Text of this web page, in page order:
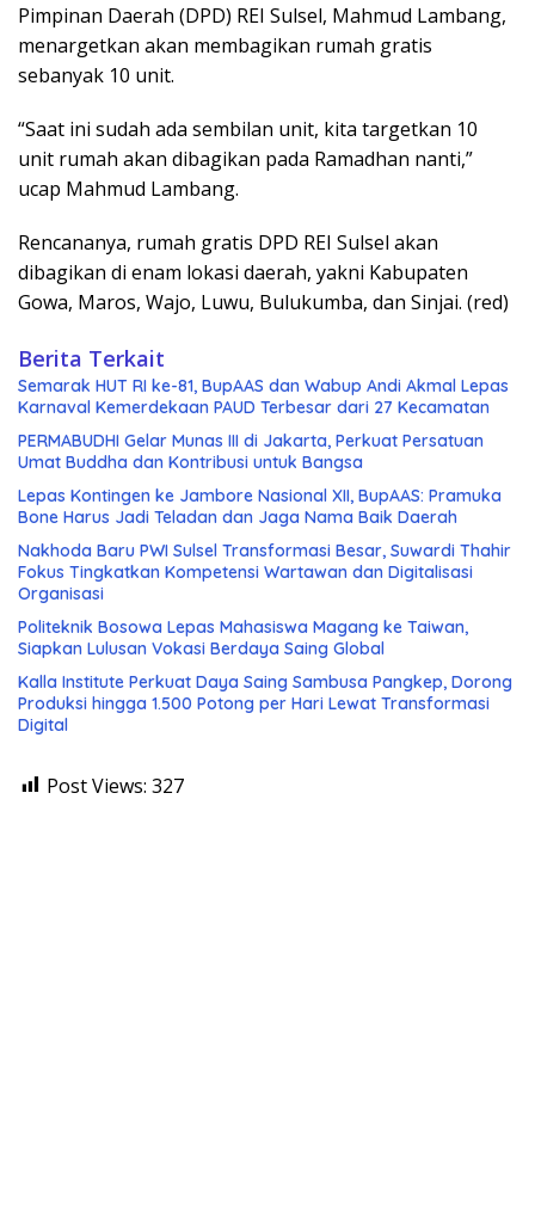
Pimpinan Daerah (DPD) REI Sulsel, Mahmud Lambang,
menargetkan akan membagikan rumah gratis
sebanyak 10 unit.
“Saat ini sudah ada sembilan unit, kita targetkan 10
unit rumah akan dibagikan pada Ramadhan nanti,”
ucap Mahmud Lambang.
Rencananya, rumah gratis DPD REI Sulsel akan
dibagikan di enam lokasi daerah, yakni Kabupaten
Gowa, Maros, Wajo, Luwu, Bulukumba, dan Sinjai. (red)
Berita Terkait
Semarak HUT RI ke-81, BupAAS dan Wabup Andi Akmal Lepas
Karnaval Kemerdekaan PAUD Terbesar dari 27 Kecamatan
PERMABUDHI Gelar Munas III di Jakarta, Perkuat Persatuan
Umat Buddha dan Kontribusi untuk Bangsa
Lepas Kontingen ke Jambore Nasional XII, BupAAS: Pramuka
Bone Harus Jadi Teladan dan Jaga Nama Baik Daerah
Nakhoda Baru PWI Sulsel Transformasi Besar, Suwardi Thahir
Fokus Tingkatkan Kompetensi Wartawan dan Digitalisasi
Organisasi
Politeknik Bosowa Lepas Mahasiswa Magang ke Taiwan,
Siapkan Lulusan Vokasi Berdaya Saing Global
Kalla Institute Perkuat Daya Saing Sambusa Pangkep, Dorong
Produksi hingga 1.500 Potong per Hari Lewat Transformasi
Digital
Post Views: 327